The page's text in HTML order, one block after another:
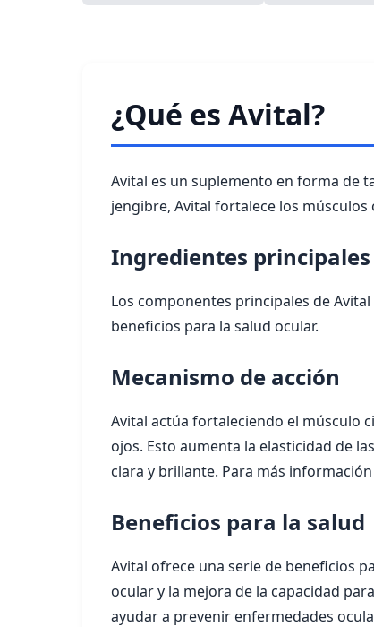
¿Qué es Avital?
Avital es un suplemento en forma de
jengibre, Avital fortalece los
Ingredientes principales
Los componentes principales de
beneficios para la salud ocular.
Mecanismo de acción
Avital actúa fortaleciendo el músculo
ojos. Esto aumenta la elasticidad de
clara y brillante. Para más
Beneficios para la salud
Avital ofrece una serie de beneficios
ocular y la mejora de la capacidad
ayudar a prevenir enfermedades